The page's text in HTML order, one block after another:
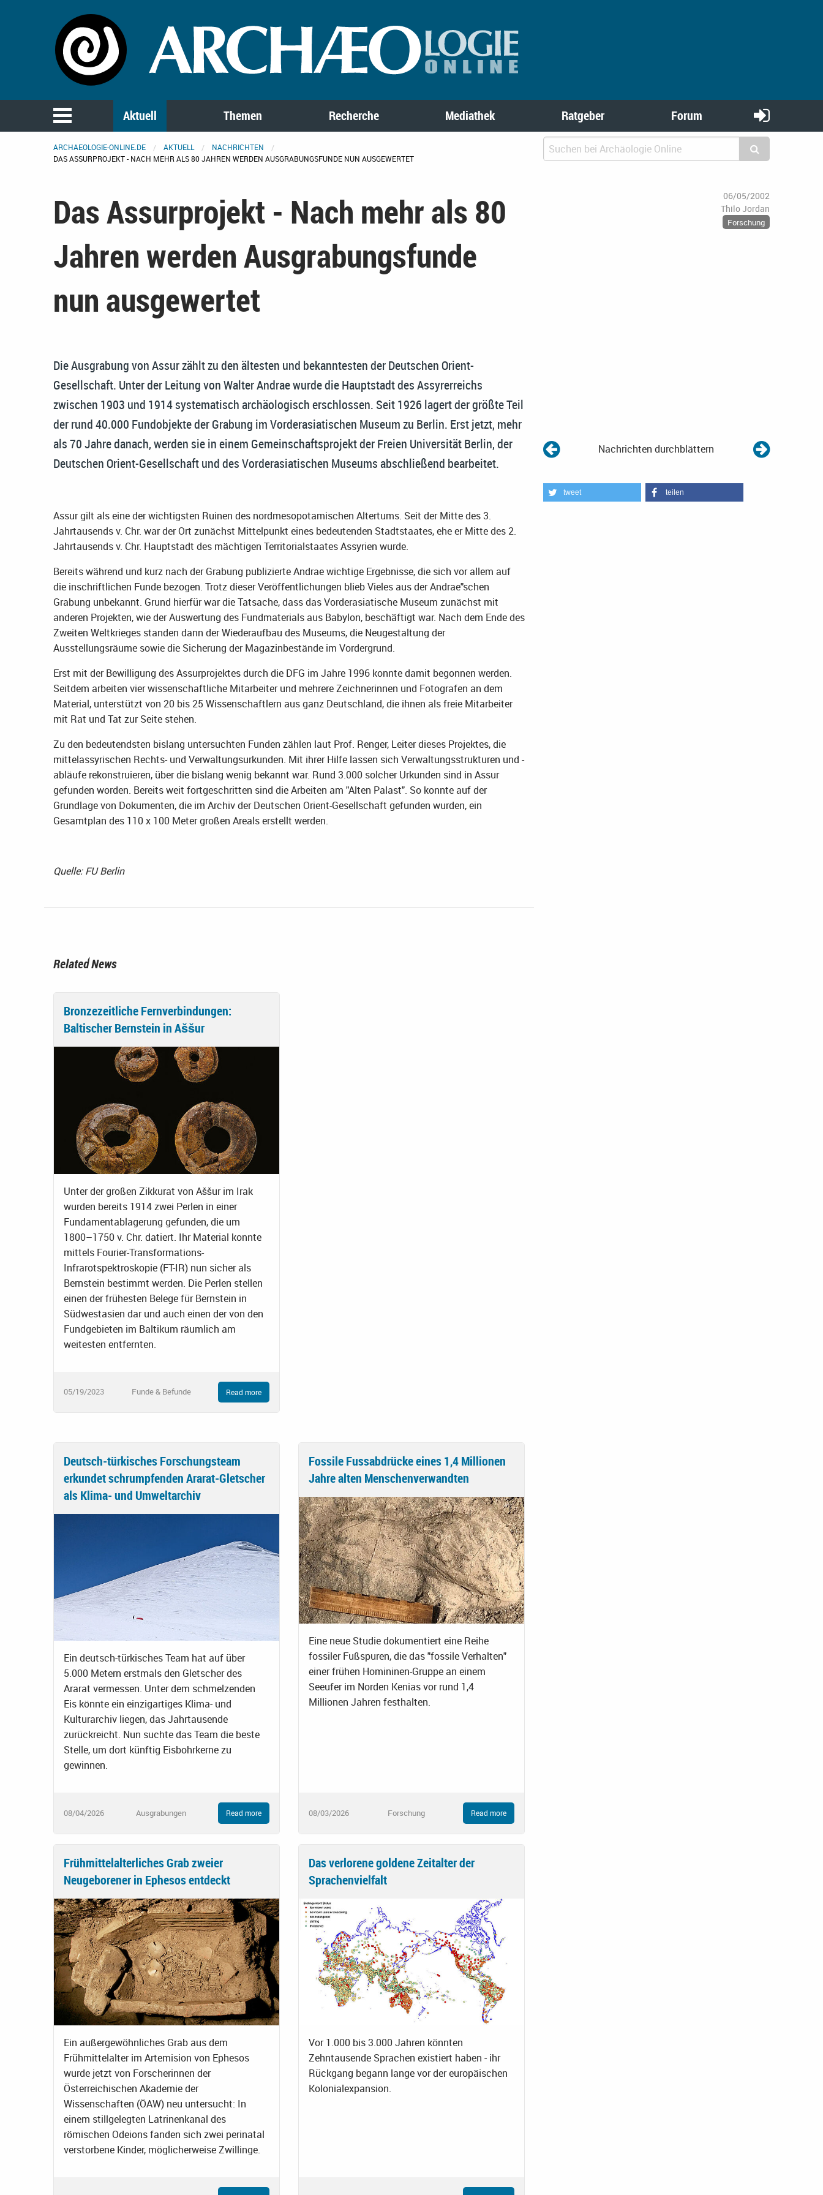
Aktuell Themen Recherche Mediathek Ratgeber Forum
ARCHAEOLOGIE-ONLINE.DE AKTUELL
NACHRICHTEN
DAS ASSURPROJEKT - NACH MEHR ALS 80 JAHREN WERDEN AUSGRABUNGSFUNDE NUN AUSGEWERTET
Das Assurprojekt - Nach mehr als 80
Jahren werden Ausgrabungsfunde
nun ausgewertet
06/05/2002
Thilo Jordan
Forschung
Die Ausgrabung von Assur zählt zu den ältesten und bekanntesten der Deutschen Orient-
Gesellschaft. Unter der Leitung von Walter Andrae wurde die Hauptstadt des Assyrerreichs
zwischen 1903 und 1914 systematisch archäologisch erschlossen. Seit 1926 lagert der größte Teil
der rund 40.000 Fundobjekte der Grabung im Vorderasiatischen Museum zu Berlin. Erst jetzt, mehr
als 70 Jahre danach, werden sie in einem Gemeinschaftsprojekt der Freien Universität Berlin, der
Deutschen Orient-Gesellschaft und des Vorderasiatischen Museums abschließend bearbeitet.
Nachrichten durchblättern
Assur gilt als eine der wichtigsten Ruinen des nordmesopotamischen Altertums. Seit der Mitte des 3.
Jahrtausends v. Chr. war der Ort zunächst Mittelpunkt eines bedeutenden Stadtstaates, ehe er Mitte des 2.
Jahrtausends v. Chr. Hauptstadt des mächtigen Territorialstaates Assyrien wurde.
Bereits während und kurz nach der Grabung publizierte Andrae wichtige Ergebnisse, die sich vor allem auf
die inschriftlichen Funde bezogen. Trotz dieser Veröffentlichungen blieb Vieles aus der Andrae"schen
Grabung unbekannt. Grund hierfür war die Tatsache, dass das Vorderasiatische Museum zunächst mit
anderen Projekten, wie der Auswertung des Fundmaterials aus Babylon, beschäftigt war. Nach dem Ende des
Zweiten Weltkrieges standen dann der Wiederaufbau des Museums, die Neugestaltung der
Ausstellungsräume sowie die Sicherung der Magazinbestände im Vordergrund.
Erst mit der Bewilligung des Assurprojektes durch die DFG im Jahre 1996 konnte damit begonnen werden.
Seitdem arbeiten vier wissenschaftliche Mitarbeiter und mehrere Zeichnerinnen und Fotografen an dem
Material, unterstützt von 20 bis 25 Wissenschaftlern aus ganz Deutschland, die ihnen als freie Mitarbeiter
mit Rat und Tat zur Seite stehen.
Zu den bedeutendsten bislang untersuchten Funden zählen laut Prof. Renger, Leiter dieses Projektes, die
mittelassyrischen Rechts- und Verwaltungsurkunden. Mit ihrer Hilfe lassen sich Verwaltungsstrukturen und -
abläufe rekonstruieren, über die bislang wenig bekannt war. Rund 3.000 solcher Urkunden sind in Assur
gefunden worden. Bereits weit fortgeschritten sind die Arbeiten am "Alten Palast". So konnte auf der
Grundlage von Dokumenten, die im Archiv der Deutschen Orient-Gesellschaft gefunden wurden, ein
Gesamtplan des 110 x 100 Meter großen Areals erstellt werden.
Quelle: FU Berlin
tweet teilen
Related News
Bronzezeitliche Fernverbindungen:
Baltischer Bernstein in Aššur
Unter der großen Zikkurat von Aššur im Irak
wurden bereits 1914 zwei Perlen in einer
Fundamentablagerung gefunden, die um
1800–1750 v. Chr. datiert. Ihr Material konnte
mittels Fourier-Transformations-
Infrarotspektroskopie (FT-IR) nun sicher als
Bernstein bestimmt werden. Die Perlen stellen
einen der frühesten Belege für Bernstein in
Südwestasien dar und auch einen der von den
Fundgebieten im Baltikum räumlich am
weitesten entfernten.
05/19/2023 Funde & Befunde Read more
Deutsch-türkisches Forschungsteam
erkundet schrumpfenden Ararat-Gletscher
als Klima- und Umweltarchiv
Ein deutsch-türkisches Team hat auf über
5.000 Metern erstmals den Gletscher des
Ararat vermessen. Unter dem schmelzenden
Eis könnte ein einzigartiges Klima- und
Kulturarchiv liegen, das Jahrtausende
zurückreicht. Nun suchte das Team die beste
Stelle, um dort künftig Eisbohrkerne zu
gewinnen.
08/04/2026 Ausgrabungen Read more
Fossile Fussabdrücke eines 1,4 Millionen
Jahre alten Menschenverwandten
Eine neue Studie dokumentiert eine Reihe
fossiler Fußspuren, die das "fossile Verhalten"
einer frühen Homininen-Gruppe an einem
Seeufer im Norden Kenias vor rund 1,4
Millionen Jahren festhalten.
08/03/2026 Forschung Read more
Frühmittelalterliches Grab zweier
Neugeborener in Ephesos entdeckt
Ein außergewöhnliches Grab aus dem
Frühmittelalter im Artemision von Ephesos
wurde jetzt von Forscherinnen der
Österreichischen Akademie der
Wissenschaften (ÖAW) neu untersucht: In
einem stillgelegten Latrinenkanal des
römischen Odeions fanden sich zwei perinatal
verstorbene Kinder, möglicherweise Zwillinge.
Das verlorene goldene Zeitalter der
Sprachenvielfalt
Vor 1.000 bis 3.000 Jahren könnten
Zehntausende Sprachen existiert haben - ihr
Rückgang begann lange vor der europäischen
Kolonialexpansion.